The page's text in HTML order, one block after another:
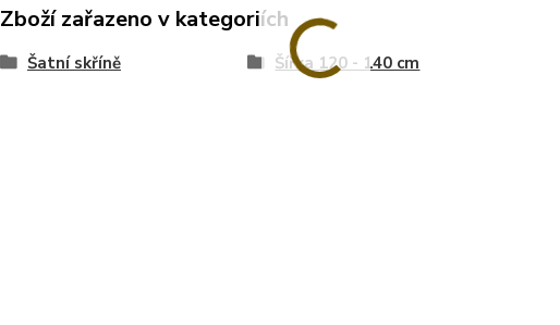
Zboží zařazeno v kategoriích
Šatní skříně Šířka 120 - 140 cm